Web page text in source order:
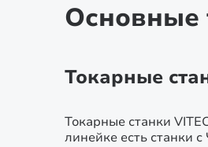
Основные
Токарные
Токарные станки
линейке есть станки